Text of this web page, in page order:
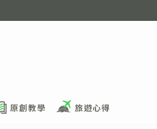
原創教學 旅遊心得